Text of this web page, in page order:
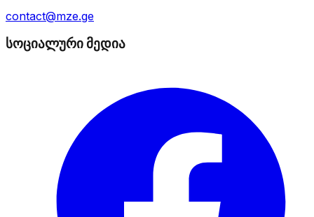
contact@mze.ge
სოციალური მედია